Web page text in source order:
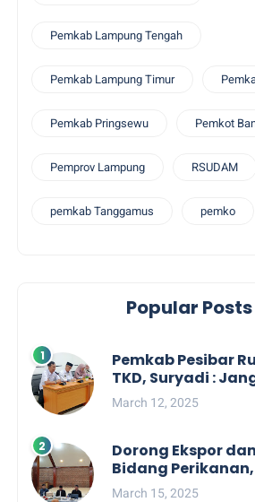
Pemkab Lampung Tengah
Pemkab Lampung Timur
Pemkab Pringsewu Pemkot
Pemprov Lampung RSUDAM
pemkab Tanggamus pemko
Popular Posts
Pemkab Pesibar
TKD, Suryadi :
Dengan
March 12, 2025
Dorong Ekspor
Bidang
Barat Audiensi
March 15, 2025